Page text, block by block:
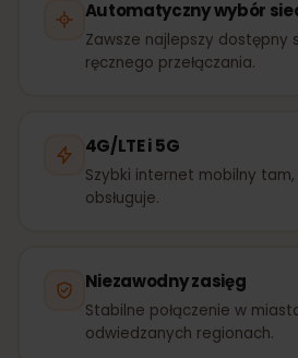
Automatyczny wybór
Zawsze najlepszy dostępny
ręcznego przełączania.
4G/LTE i 5G
Szybki internet mobilny
obsługuje.
Niezawodny zasięg
Stabilne połączenie w
odwiedzanych regionach.